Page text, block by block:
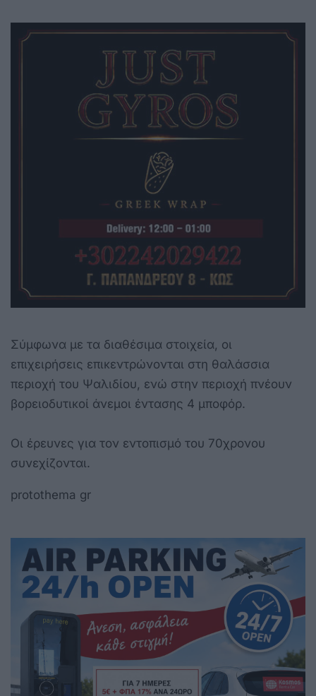
Σύμφωνα με τα διαθέσιμα στοιχεία, οι
επιχειρήσεις επικεντρώνονται στη θαλάσσια
περιοχή του Ψαλιδίου, ενώ στην περιοχή πνέουν
βορειοδυτικοί άνεμοι έντασης 4 μποφόρ.
Οι έρευνες για τον εντοπισμό του 70χρονου
συνεχίζονται.
protothema gr